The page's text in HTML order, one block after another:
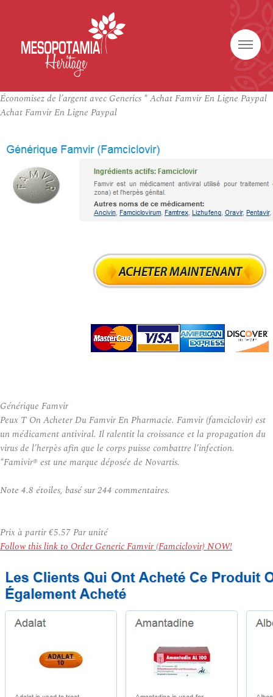
Économisez de l’argent avec Generics * Achat Famvir En Ligne Paypal
Achat Famvir En Ligne Paypal
Générique Famvir
Peux T On Acheter Du Famvir En Pharmacie. Famvir (famciclovir) est
un médicament antiviral. Il ralentit la croissance et la propagation du
virus de l’herpès afin que le corps puisse combattre l’infection.
*Famivir® est une marque déposée de Novartis.
Note 4.8 étoiles, basé sur244 commentaires.
Prix à partir€5.57Par unité
Follow this link to Order Generic Famvir (Famciclovir) NOW!